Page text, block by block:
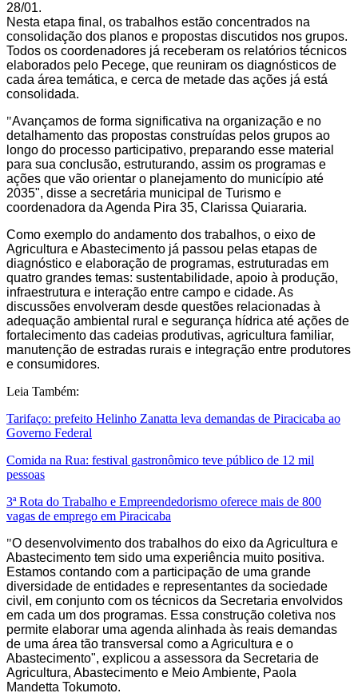
28/01.
Nesta etapa final, os trabalhos estão concentrados na
consolidação dos planos e propostas discutidos nos grupos.
Todos os coordenadores já receberam os relatórios técnicos
elaborados pelo Pecege, que reuniram os diagnósticos de
cada área temática, e cerca de metade das ações já está
consolidada.
"Avançamos de forma significativa na organização e no
detalhamento das propostas construídas pelos grupos ao
longo do processo participativo, preparando esse material
para sua conclusão, estruturando, assim os programas e
ações que vão orientar o planejamento do município até
2035", disse a secretária municipal de Turismo e
coordenadora da Agenda Pira 35, Clarissa Quiararia.
Como exemplo do andamento dos trabalhos, o eixo de
Agricultura e Abastecimento já passou pelas etapas de
diagnóstico e elaboração de programas, estruturadas em
quatro grandes temas: sustentabilidade, apoio à produção,
infraestrutura e interação entre campo e cidade. As
discussões envolveram desde questões relacionadas à
adequação ambiental rural e segurança hídrica até ações de
fortalecimento das cadeias produtivas, agricultura familiar,
manutenção de estradas rurais e integração entre produtores
e consumidores.
Leia Também:
Tarifaço: prefeito Helinho Zanatta leva demandas de Piracicaba ao
Governo Federal
Comida na Rua: festival gastronômico teve público de 12 mil
pessoas
3ª Rota do Trabalho e Empreendedorismo oferece mais de 800
vagas de emprego em Piracicaba
"O desenvolvimento dos trabalhos do eixo da Agricultura e
Abastecimento tem sido uma experiência muito positiva.
Estamos contando com a participação de uma grande
diversidade de entidades e representantes da sociedade
civil, em conjunto com os técnicos da Secretaria envolvidos
em cada um dos programas. Essa construção coletiva nos
permite elaborar uma agenda alinhada às reais demandas
de uma área tão transversal como a Agricultura e o
Abastecimento", explicou a assessora da Secretaria de
Agricultura, Abastecimento e Meio Ambiente, Paola
Mandetta Tokumoto.